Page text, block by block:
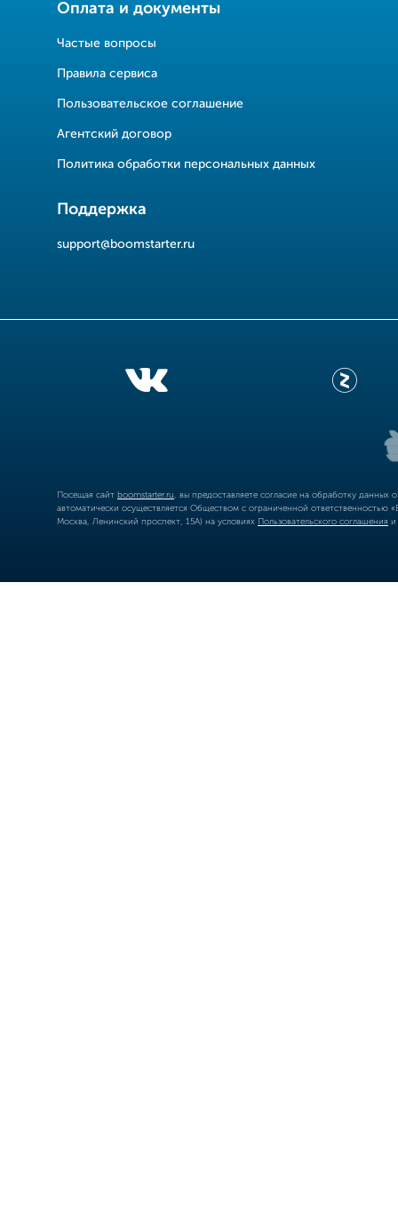
Оплата и документы
Частые вопросы
Правила сервиса
Пользовательское соглашение
Агентский договор
Политика обработки персональных данных
Поддержка
support@boomstarter.ru
Посещая сайт boomstarter.ru , вы предоставляете согласие на обработку
автоматически осуществляется Обществом с ограниченной
Москва, Ленинский проспект, 15А) на условиях Пользовательского соглашения и